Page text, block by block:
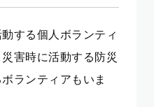
する個人ボランティ
害時に活動する防災
ランティアもいま